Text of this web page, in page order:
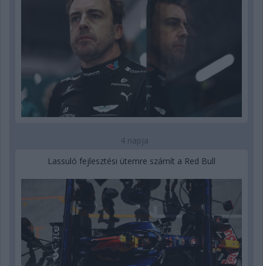
4 napja
Lassuló fejlesztési ütemre számít a Red Bull